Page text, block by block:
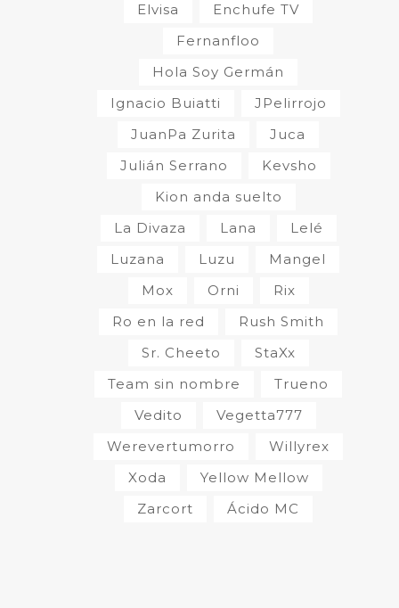
Elvisa
Enchufe TV
Fernanfloo
Hola Soy Germán
Ignacio Buiatti
JPelirrojo
JuanPa Zurita
Juca
Julián Serrano
Kevsho
Kion anda suelto
La Divaza
Lana
Lelé
Luzana
Luzu
Mangel
Mox
Orni
Rix
Ro en la red
Rush Smith
Sr. Cheeto
StaXx
Team sin nombre
Trueno
Vedito
Vegetta777
Werevertumorro
Willyrex
Xoda
Yellow Mellow
Zarcort
Ácido MC